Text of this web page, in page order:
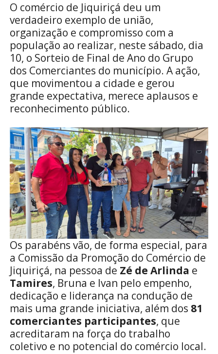
O comércio de Jiquiriçá deu um
verdadeiro exemplo de união,
organização e compromisso com a
população ao realizar, neste sábado, dia
10, o Sorteio de Final de Ano do Grupo
dos Comerciantes do município. A ação,
que movimentou a cidade e gerou
grande expectativa, merece aplausos e
reconhecimento público.
Os parabéns vão, de forma especial, para
a Comissão da Promoção do Comércio de
Jiquiriçá, na pessoa de Zé de Arlinda e
Tamires, Bruna e Ivan pelo empenho,
dedicação e liderança na condução de
mais uma grande iniciativa, além dos 81
comerciantes participantes, que
acreditaram na força do trabalho
coletivo e no potencial do comércio local.